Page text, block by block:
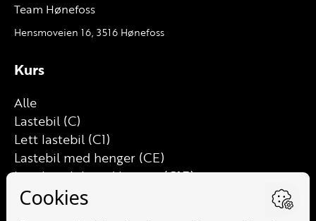
Team Hønefoss
Hensmoveien 16, 3516 Hønefoss
Kurs
Alle
Lastebil (C)
Lett lastebil (C1)
Lastebil med henger (CE)
Lett lastebil med henger (C1E)
Buss (D)